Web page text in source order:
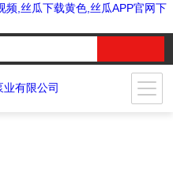
频,丝瓜下载黄色,丝瓜APP官网下